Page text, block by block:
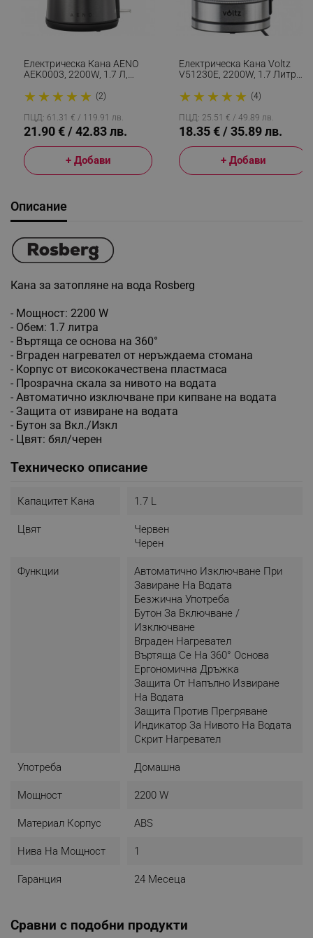
Електрическа Кана AENO
AEK0003, 2200W, 1.7 Л,
Стени, Защита От
Прегряване, Графит/черен
★ ★ ★ ★ ★ (2)
ПЦД: 61.31 € / 119.91 лв.
21.90 € / 42.83 лв.
+ Добави
Електрическа Кана Voltz
V51230E, 2200W, 1.7 Литра
★ ★ ★ ★ ★ (4)
ПЦД: 25.51 € / 49.89 лв.
18.35 € / 35.89 лв.
+ Добави
Описание
Кана за затопляне на вода Rosberg
- Мощност: 2200 W
- Обем: 1.7 литра
- Въртяща се основа на 360°
- Вграден нагревател от неръждаема стомана
- Корпус от висококачествена пластмаса
- Прозрачна скала за нивото на водата
- Автоматично изключване при кипване на водата
- Защита от извиране на водата
- Бутон за Вкл./Изкл
- Цвят: бял/черен
Техническо описание
Капацитет Кана 1.7 L
Цвят
Червен
Черен
Функции
Автоматично Изключване При
Завиране На Водата
Безжична Употреба
Бутон За Включване /
Изключване
Вграден Нагревател
Въртяща Се На 360° Основа
Ергономична Дръжка
Защита От Напълно Извиране
На Водата
Защита Против Прегряване
Индикатор За Нивото На Водата
Скрит Нагревател
Употреба Домашна
Мощност 2200 W
Материал Корпус ABS
Нива На Мощност 1
Гаранция 24 Месеца
Сравни с подобни продукти